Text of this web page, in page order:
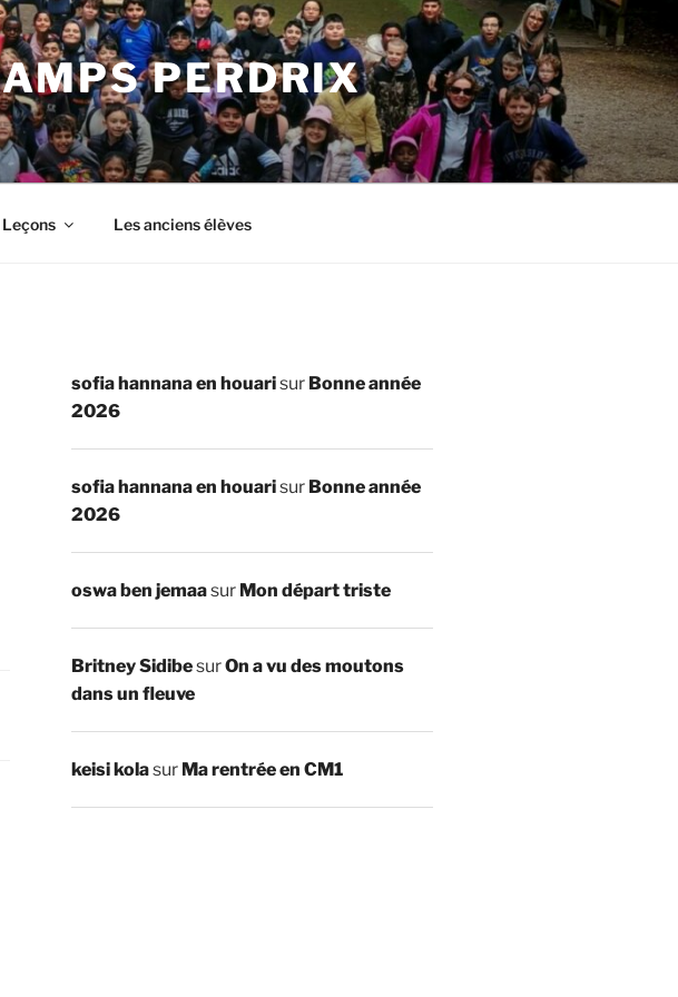
PERDRIX
Leçons Les anciens élèves
sofia hannana en houarisur Bonne année
2026
sofia hannana en houarisur Bonne année
2026
oswa ben jemaasur Mon départ triste
Britney SidibesurOn a vu des moutons
dans un fleuve
keisi kolasur Ma rentrée en CM1